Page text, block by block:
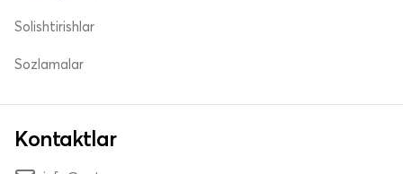
Solishtirishlar
Sozlamalar
Kontaktlar